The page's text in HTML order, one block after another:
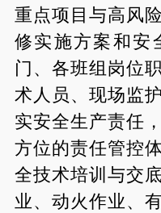
重点项目与高风
修实施方案和安
门、各班组岗位
术人员、现场监
实安全生产责任
方位的责任管控
全技术培训与交
业、动火作业、